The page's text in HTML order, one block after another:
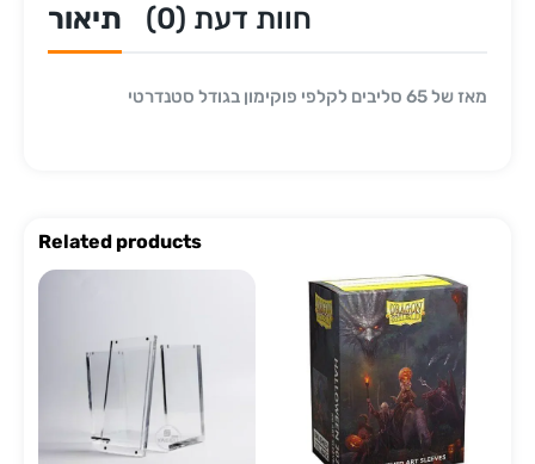
תיאור חוות דעת (0)
מאז של 65 סליבים לקלפי פוקימון בגודל סטנדרטי
Related products